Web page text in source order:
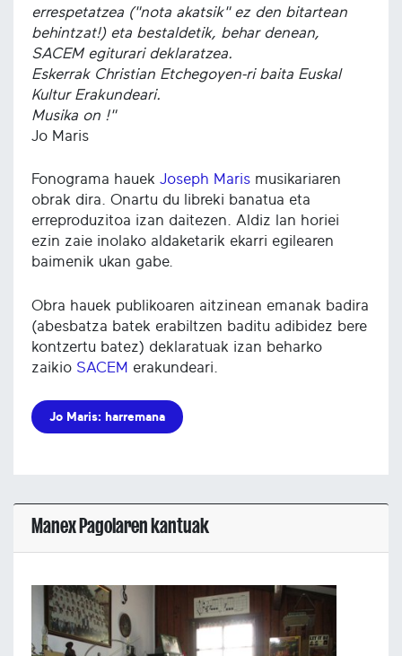
errespetatzea ("nota akatsik" ez den bitartean
behintzat!) eta bestaldetik, behar denean,
SACEM egiturari deklaratzea.
Eskerrak Christian Etchegoyen-ri baita Euskal
Kultur Erakundeari.
Musika on !"
Jo Maris
Fonograma hauek Joseph Maris musikariaren
obrak dira. Onartu du libreki banatua eta
erreproduzitoa izan daitezen. Aldiz lan horiei
ezin zaie inolako aldaketarik ekarri egilearen
baimenik ukan gabe.
Obra hauek publikoaren aitzinean emanak badira
(abesbatza batek erabiltzen baditu adibidez bere
kontzertu batez) deklaratuak izan beharko
zaikio SACEM erakundeari.
Jo Maris: harremana
Manex Pagolaren kantuak